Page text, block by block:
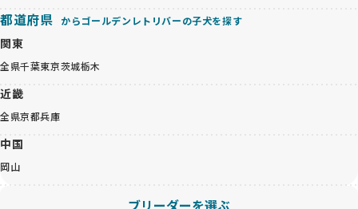
都道府県 からゴールデンレトリバーの子犬を探す
関東
全県千葉東京茨城栃木
近畿
全県京都兵庫
中国
岡山